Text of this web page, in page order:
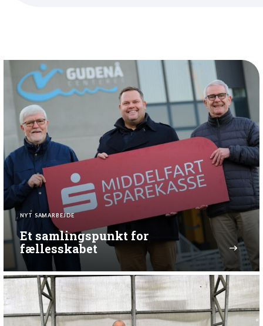
NYT SAMARBEJDE
Et samlingspunkt for
fællesskabet